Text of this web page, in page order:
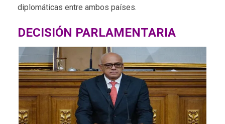
diplomáticas entre ambos países.
DECISIÓN PARLAMENTARIA